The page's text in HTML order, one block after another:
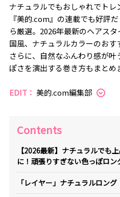
ナチュラルでもおしゃれでト
『美的.com』の連載でも好評
ら厳選。2026年最新のヘアス
国風、ナチュラルカラーのおす
さらに、自然なふんわり感が
ぽさを演出する巻き方もまとめ
EDIT： 美的.com編集部
Contents
【2026最新】ナチュラルでも
に！頑張りすぎない色っぽロン
「レイヤー」ナチュラルロング